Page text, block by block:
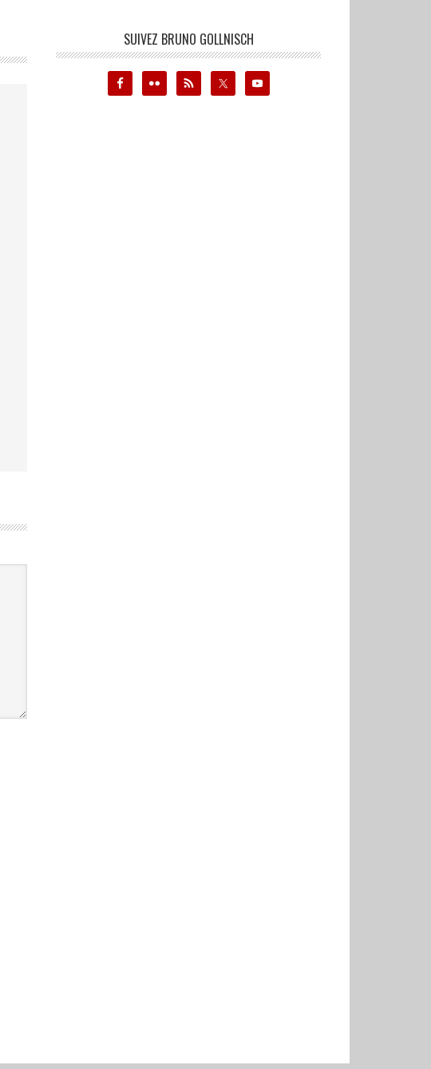
SUIVEZ BRUNO GOLLNISCH